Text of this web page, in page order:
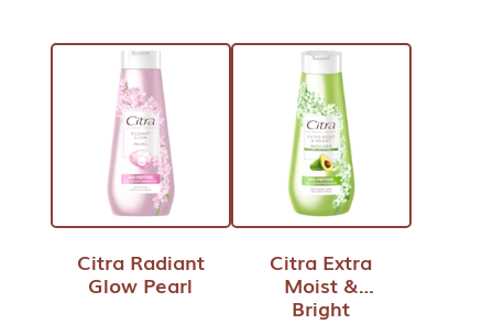
Citra Radiant
Glow Pearl
Citra Extra
Moist &
Bright